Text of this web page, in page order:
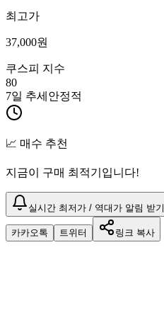
최고가
37,000원
쿠스피 지수
80
7일 추세 안정적
📈 매수 추천
지금이 구매 최적기입니다!
실시간 최저가 / 역대가 알림 받기
카카오톡 트위터 링크 복사